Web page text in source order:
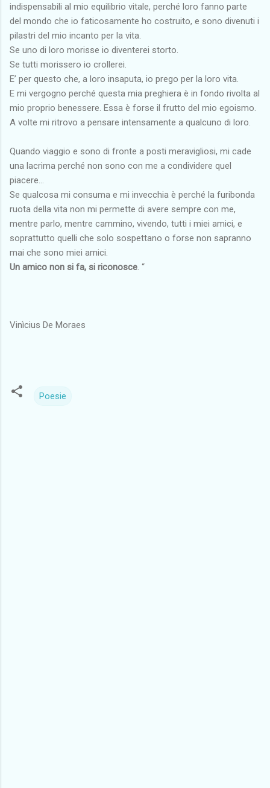
indispensabili al mio equilibrio vitale, perché loro fanno parte
del mondo che io faticosamente ho costruito, e sono divenuti i
pilastri del mio incanto per la vita.
Se uno di loro morisse io diventerei storto.
Se tutti morissero io crollerei.
E’ per questo che, a loro insaputa, io prego per la loro vita.
E mi vergogno perché questa mia preghiera è in fondo rivolta al
mio proprio benessere. Essa è forse il frutto del mio egoismo.
A volte mi ritrovo a pensare intensamente a qualcuno di loro.
Quando viaggio e sono di fronte a posti meravigliosi, mi cade
una lacrima perché non sono con me a condividere quel
piacere…
Se qualcosa mi consuma e mi invecchia è perché la furibonda
ruota della vita non mi permette di avere sempre con me,
mentre parlo, mentre cammino, vivendo, tutti i miei amici, e
soprattutto quelli che solo sospettano o forse non sapranno
mai che sono miei amici.
Un amico non si fa, si riconosce . “
Vinìcius De Moraes
Poesie